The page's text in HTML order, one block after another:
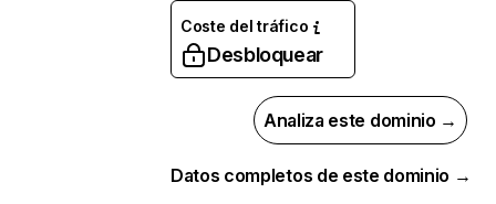
Coste del tráfico
Desbloquear
Analiza este dominio →
Datos completos de este dominio →